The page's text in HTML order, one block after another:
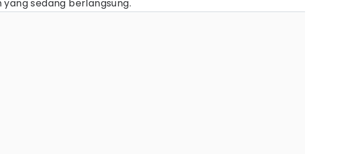
yang sedang berlangsung.